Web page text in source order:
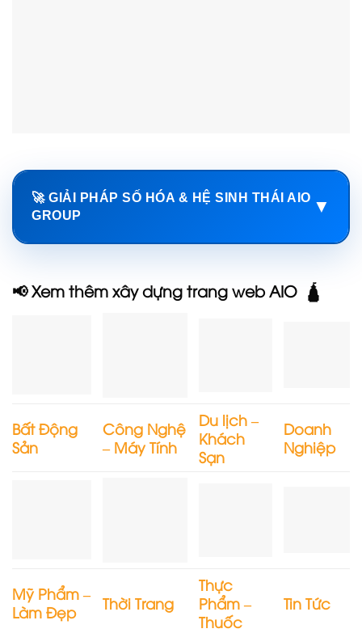
🚀 GIẢI PHÁP SỐ HÓA & HỆ SINH THÁI AIO
GROUP
▼
📢 Xem thêm xây dựng trang web AIO 🛕
Bất Động
Sản
Công Nghệ
– Máy Tính
Du lịch –
Khách
Sạn
Doanh
Nghiệp
Mỹ Phẩm –
Làm Đẹp
Thời Trang
Thực
Phẩm –
Thuốc
Tin Tức